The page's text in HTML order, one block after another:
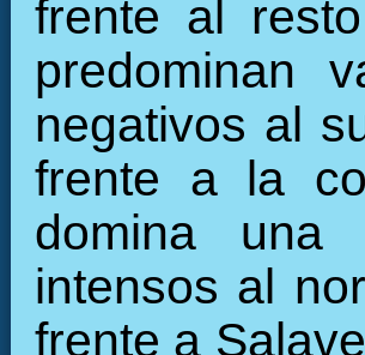
frente al
predominan
negativos al
frente a la
domina una
intensos al
frente a